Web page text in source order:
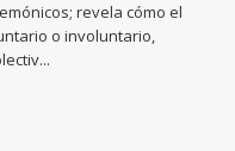
revela cómo el
o involuntario,